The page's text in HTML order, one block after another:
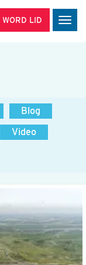
WORD LID
Blog
Video